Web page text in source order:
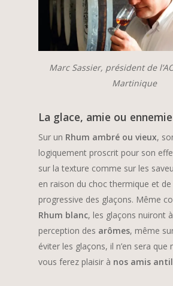
Marc Sassier, président de
Martinique
La glace, amie ou ennemie
Sur un Rhum ambré ou vieux,
logiquement proscrit pour son
sur la texture comme sur les
en raison du choc thermique et
progressive des glaçons. Même
Rhum blanc, les glaçons nuiront
perception des arômes, même
éviter les glaçons, il n’en sera que
vous ferez plaisir à nos amis